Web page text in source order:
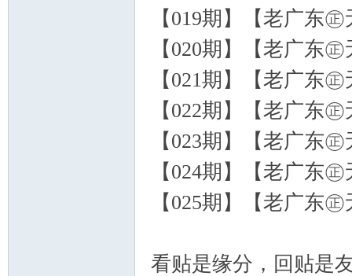
【019期】【老广东
【020期】【老广东
【021期】【老广东
【022期】【老广东
【023期】【老广东
【024期】【老广东
【025期】【老广东
看贴是缘分，回贴是